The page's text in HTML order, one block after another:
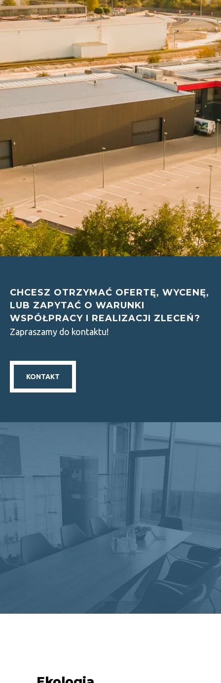
CHCESZ OTRZYMAĆ OFERTĘ, WYCENĘ,
LUB ZAPYTAĆ O WARUNKI
WSPÓŁPRACY I REALIZACJI ZLECEŃ?
KONTAKT